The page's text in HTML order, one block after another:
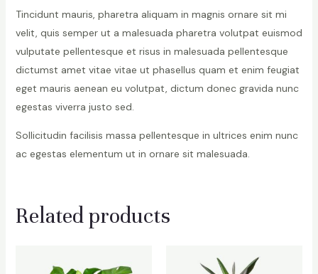
Tincidunt mauris, pharetra aliquam in magnis ornare sit mi
velit, quis semper ut a malesuada pharetra volutpat euismod
vulputate pellentesque et risus in malesuada pellentesque
dictumst amet vitae vitae ut phasellus quam et enim feugiat
eget mauris aenean eu volutpat, dictum donec gravida nunc
egestas viverra justo sed.
Sollicitudin facilisis massa pellentesque in ultrices enim nunc
ac egestas elementum ut in ornare sit malesuada.
Related products